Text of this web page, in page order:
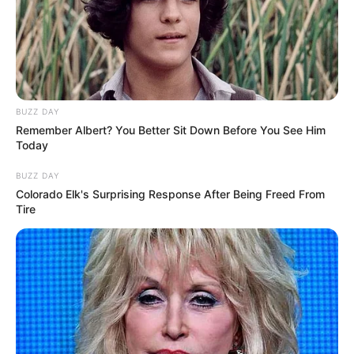
Um abraaço
Nerivalda gomes há 16 anos
Obrigada gostei bastante e como voce ensima fazer
flor de fuxico parabéns
Nunca tinha feito, fuxico e acho a coisa mais fofa, só
e depois junto tudo ou com a mesma linha vou
fazendo as outras?
juliadita há 16 anos
muito..muito lindas um colirio para meus olhos bjos
BUZZ DAY
Remember Albert? You Better Sit Down Before You See Him
Today
BUZZ DAY
Colorado Elk's Surprising Response After Being Freed From
Tire